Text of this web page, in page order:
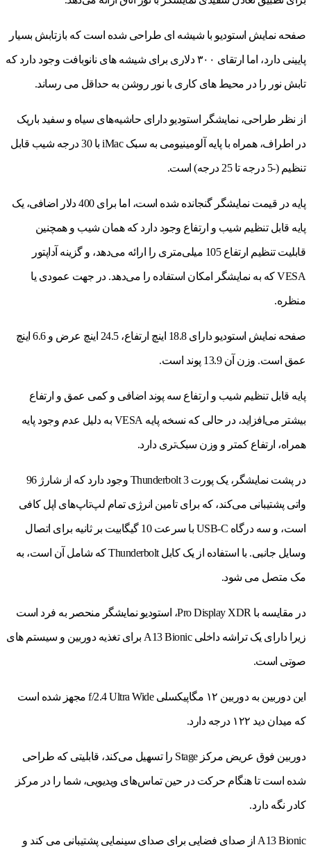
صفحه نمایش استودیو با شیشه ای طراحی شده است که بازتابش بسیار
پایینی دارد، اما ارتقای ۳۰۰ دلاری برای شیشه های نانوبافت وجود دارد که
تابش نور را در محیط های کاری با نور روشن به حداقل می رساند.
از نظر طراحی، نمایشگر استودیو دارای حاشیه‌های سیاه و سفید باریک
در اطراف، همراه با پایه آلومینیومی به سبک iMac با 30 درجه شیب قابل
تنظیم (-5 درجه تا 25 درجه) است.
پایه در قیمت نمایشگر گنجانده شده است، اما برای 400 دلار اضافی، یک
پایه قابل تنظیم شیب و ارتفاع وجود دارد که همان شیب و همچنین
قابلیت تنظیم ارتفاع 105 میلی‌متری را ارائه می‌دهد، و گزینه آداپتور
VESA که به نمایشگر امکان استفاده را می‌دهد. در جهت عمودی یا
منظره.
صفحه نمایش استودیو دارای 18.8 اینچ ارتفاع، 24.5 اینچ عرض و 6.6 اینچ
عمق است. وزن آن 13.9 پوند است.
پایه قابل تنظیم شیب و ارتفاع سه پوند اضافی و کمی عمق و ارتفاع
بیشتر می‌افزاید، در حالی که نسخه پایه VESA به دلیل عدم وجود پایه
همراه، ارتفاع کمتر و وزن سبک‌تری دارد.
در پشت نمایشگر، یک پورت Thunderbolt 3 وجود دارد که از شارژ 96
واتی پشتیبانی می‌کند، که برای تامین انرژی تمام لپ‌تاپ‌های اپل کافی
است، و سه درگاه USB-C با سرعت 10 گیگابیت بر ثانیه برای اتصال
وسایل جانبی. با استفاده از یک کابل Thunderbolt که شامل آن است، به
مک متصل می شود.
در مقایسه با Pro Display XDR، استودیو نمایشگر منحصر به فرد است
زیرا دارای یک تراشه داخلی A13 Bionic برای تغذیه دوربین و سیستم های
صوتی است.
این دوربین به دوربین ۱۲ مگاپیکسلی f/2.4 Ultra Wide مجهز شده است
که میدان دید ۱۲۲ درجه دارد.
دوربین فوق عریض مرکز Stage را تسهیل می‌کند، قابلیتی که طراحی
شده است تا هنگام حرکت در حین تماس‌های ویدیویی، شما را در مرکز
کادر نگه دارد.
A13 Bionic از صدای فضایی برای صدای سینمایی پشتیبانی می کند و